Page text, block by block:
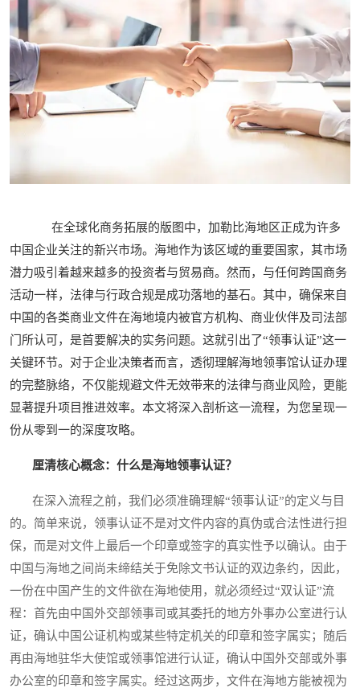
在全球化商务拓展的版图中，加勒比海地区正成为许多
中国企业关注的新兴市场。海地作为该区域的重要国家，其市场
潜力吸引着越来越多的投资者与贸易商。然而，与任何跨国商务
活动一样，法律与行政合规是成功落地的基石。其中，确保来自
中国的各类商业文件在海地境内被官方机构、商业伙伴及司法部
门所认可，是首要解决的实务问题。这就引出了“领事认证”这一
关键环节。对于企业决策者而言，透彻理解海地领事馆认证办理
的完整脉络，不仅能规避文件无效带来的法律与商业风险，更能
显著提升项目推进效率。本文将深入剖析这一流程，为您呈现一
份从零到一的深度攻略。
厘清核心概念：什么是海地领事认证？
在深入流程之前，我们必须准确理解“领事认证”的定义与目
的。简单来说，领事认证不是对文件内容的真伪或合法性进行担
保，而是对文件上最后一个印章或签字的真实性予以确认。由于
中国与海地之间尚未缔结关于免除文书认证的双边条约，因此，
一份在中国产生的文件欲在海地使用，就必须经过“双认证”流
程：首先由中国外交部领事司或其委托的地方外事办公室进行认
证，确认中国公证机构或某些特定机关的印章和签字属实；随后
再由海地驻华大使馆或领事馆进行认证，确认中国外交部或外事
办公室的印章和签字属实。经过这两步，文件在海地方能被视为